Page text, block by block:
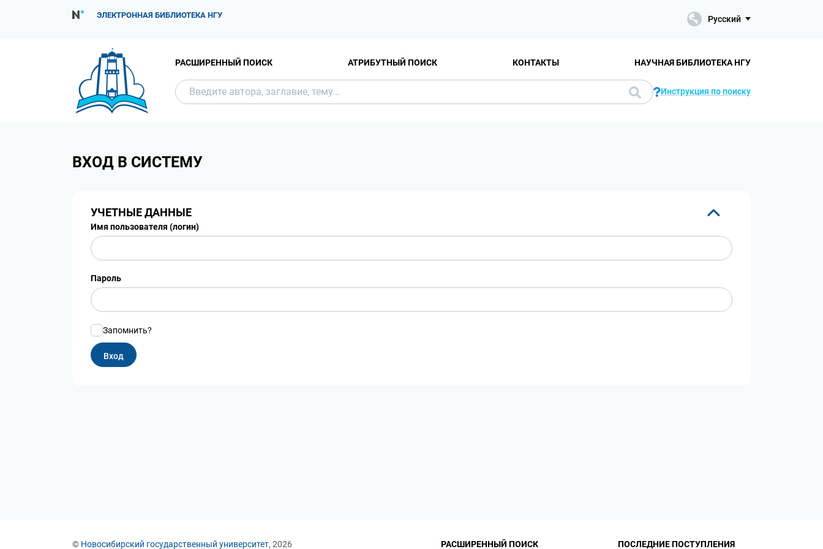
ЭЛЕКТРОННАЯ БИБЛИОТЕКА НГУ Русский
РАСШИРЕННЫЙ ПОИСК АТРИБУТНЫЙ ПОИСК КОНТАКТЫ НАУЧНАЯ БИБЛИОТЕКА НГУ
Инструкция по поиску
ВХОД В СИСТЕМУ
УЧЕТНЫЕ ДАННЫЕ
Имя пользователя (логин)
Пароль
Запомнить?
© Новосибирский государственный университет, 2026 РАСШИРЕННЫЙ ПОИСК ПОСЛЕДНИЕ ПОСТУПЛЕНИЯ